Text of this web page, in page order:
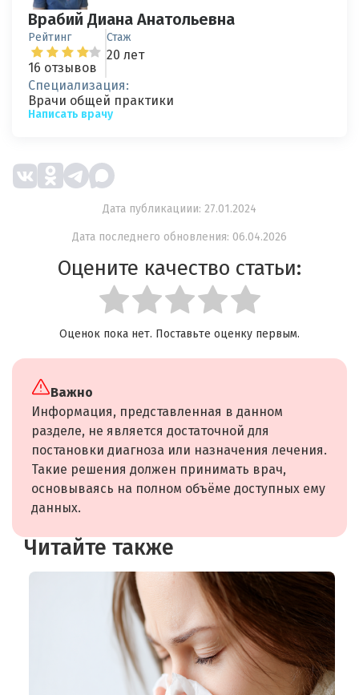
Врабий Диана Анатольевна
Рейтинг
16 отзывов
Стаж
20 лет
Специализация:
Врачи общей практики
Написать врачу
Дата публикациии: 27.01.2024
Дата последнего обновления: 06.04.2026
Оцените качество статьи:
Оценок пока нет. Поставьте оценку первым.
Важно
Информация, представленная в данном
разделе, не является достаточной для
постановки диагноза или назначения лечения.
Такие решения должен принимать врач,
основываясь на полном объёме доступных ему
данных.
Читайте также